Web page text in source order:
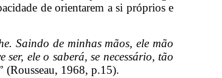
de orientarem a si próprios e
Saindo de minhas mãos, ele mão
ele o saberá, se necessário, tão
(Rousseau, 1968, p.15).